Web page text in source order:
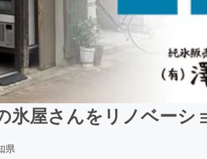
屋さんをリノベーシ
県